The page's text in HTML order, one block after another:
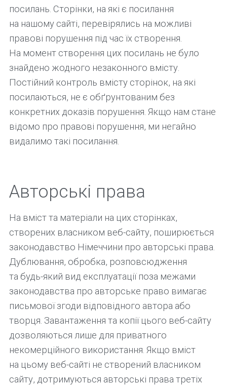
посилань. Сторінки, на які є посилання
на нашому сайті, перевірялись на можливі
правові порушення під час їх створення.
На момент створення цих посилань не було
знайдено жодного незаконного вмісту.
Постійний контроль вмісту сторінок, на які
посилаються, не є обґрунтованим без
конкретних доказів порушення. Якщо нам стане
відомо про правові порушення, ми негайно
видалимо такі посилання.
Авторські права
На вміст та матеріали на цих сторінках,
створених власником веб-сайту, поширюється
законодавство Німеччини про авторські права.
Дублювання, обробка, розповсюдження
та будь-який вид експлуатації поза межами
законодавства про авторське право вимагає
письмової згоди відповідного автора або
творця. Завантаження та копії цього веб-сайту
дозволяються лише для приватного
некомерційного використання. Якщо вміст
на цьому веб-сайті не створений власником
сайту, дотримуються авторські права третіх